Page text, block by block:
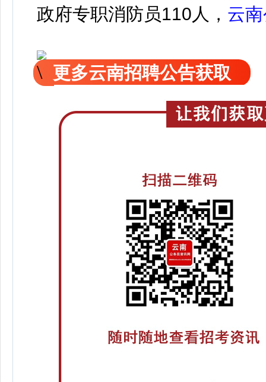
政府专职消防员110人， 云
更多云南招聘公告获取